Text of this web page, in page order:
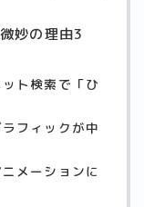
妙の理由3
ト検索で「ひ
フィックが中
メーションに